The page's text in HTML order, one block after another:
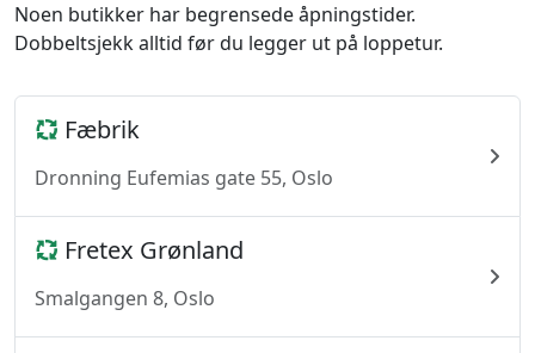
Noen butikker har begrensede åpningstider.
Dobbeltsjekk alltid før du legger ut på loppetur.
Fæbrik
Dronning Eufemias gate 55, Oslo
Fretex Grønland
Smalgangen 8, Oslo